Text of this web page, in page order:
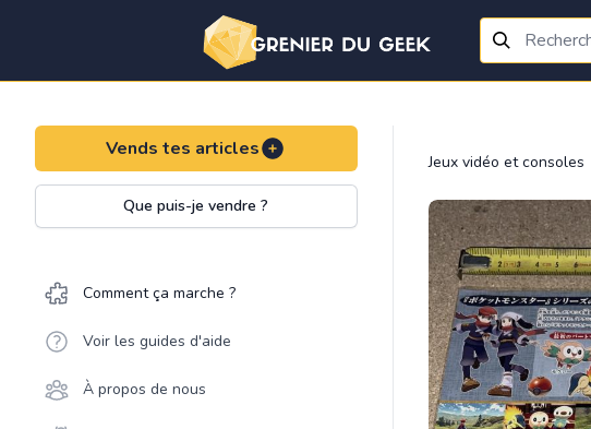
Vends tes articles
Que puis-je vendre ?
Comment ça marche ?
Voir les guides d'aide
À propos de nous
Jeux vidéo et consoles